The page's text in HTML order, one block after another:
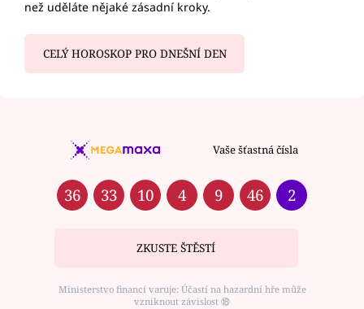
než uděláte nějaké zásadní kroky.
CELÝ HOROSKOP PRO DNEŠNÍ DEN
Vaše šťastná čísla
36 33 10 4 9 46 2
ZKUSTE ŠTĚSTÍ
Ministerstvo financí varuje: Účastí na hazardní hře může
vzniknout závislost ⑱